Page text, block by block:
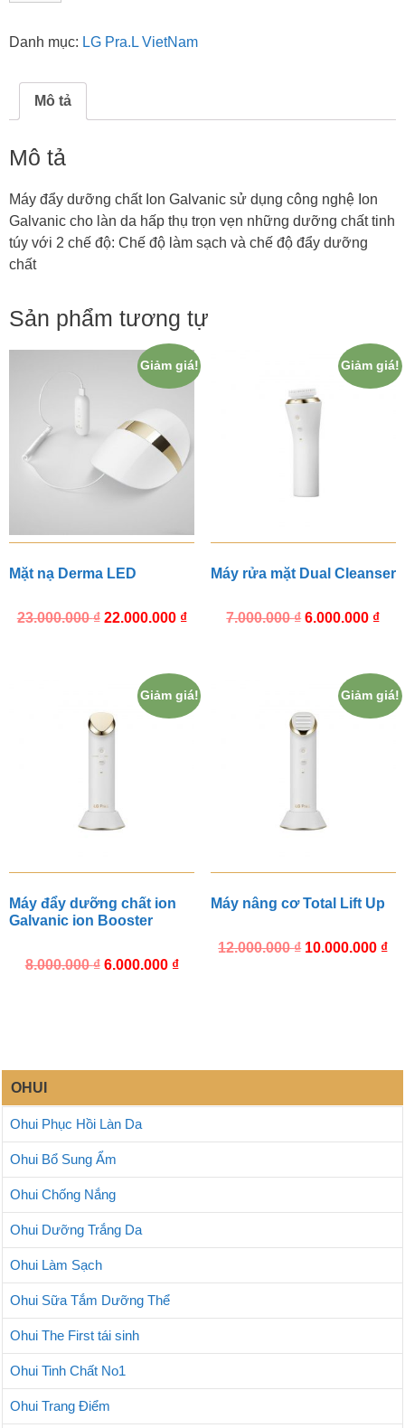
chất
Bản
Gold
số
Danh mục: LG Pra.L VietNam
Mô tả
Mô tả
Máy đẩy dưỡng chất Ion Galvanic sử dụng công nghệ Ion
Galvanic cho làn da hấp thụ trọn vẹn những dưỡng chất tinh
túy với 2 chế độ: Chế độ làm sạch và chế độ đẩy dưỡng
chất
Sản phẩm tương tự
Giảm giá!
Mặt nạ Derma LED
23.000.000₫ 22.000.000 ₫
Giảm giá!
Máy rửa mặt Dual Cleanser
7.000.000₫ 6.000.000 ₫
Giảm giá!
Máy đẩy dưỡng chất ion
Galvanic ion Booster
8.000.000₫ 6.000.000 ₫
Giảm giá!
Máy nâng cơ Total Lift Up
12.000.000₫ 10.000.000 ₫
OHUI
Ohui Phục Hồi Làn Da
Ohui Bổ Sung Ẩm
Ohui Chống Nắng
Ohui Dưỡng Trắng Da
Ohui Làm Sạch
Ohui Sữa Tắm Dưỡng Thể
Ohui The First tái sinh
Ohui Tinh Chất No1
Ohui Trang Điểm